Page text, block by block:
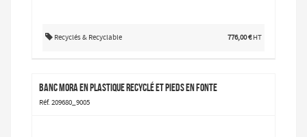
Recyclés & Recyclable 776,00 € HT
Banc MORA en plastique recyclé et pieds en fonte
Réf. 209680_9005